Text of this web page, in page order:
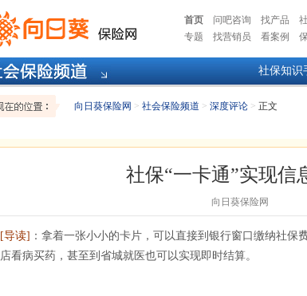
首页 问吧咨询 找产品
专题
找营销员 看案例
社保知识
向日葵保险网 > 社会保险频道 > 深度评论 > 正文
社保“一卡通”实现信
向日葵保险网
[导读] ：拿着一张小小的卡片，可以直接到银行窗口缴纳社保
店看病买药，甚至到省城就医也可以实现即时结算。